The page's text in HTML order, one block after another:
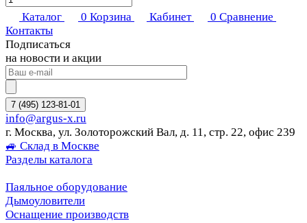
Каталог 0 Корзина Кабинет 0 Сравнение
Контакты
Подписаться
на новости и акции
7 (495) 123-81-01
info@argus-x.ru
г. Москва, ул. Золоторожский Вал, д. 11, стр. 22, офис 239
🚙 Склад в Москве
Разделы каталога
Паяльное оборудование
Дымоуловители
Оснащение производств